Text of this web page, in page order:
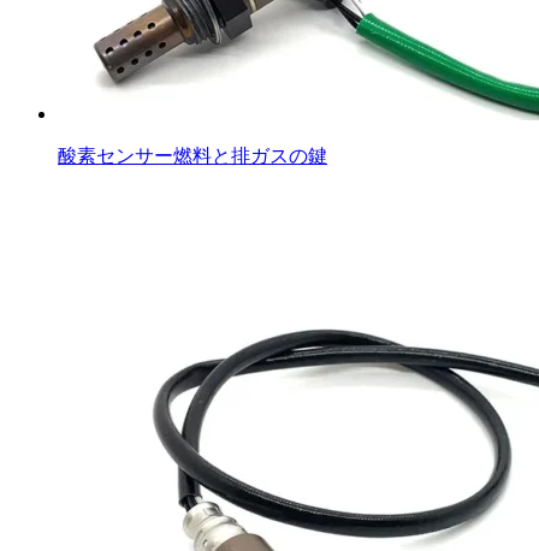
酸素センサー燃料と排ガスの鍵